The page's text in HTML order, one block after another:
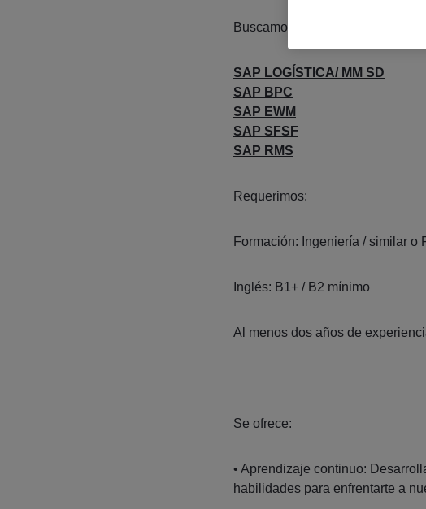
Buscamos:
SAP LOGÍSTICA/ MM SD
SAP BPC
SAP EWM
SAP SFSF
SAP RMS
Requerimos:
Formación: Ingeniería / similar o
Inglés: B1+ / B2 mínimo
Al menos dos años de
Se ofrece:
• Aprendizaje continuo:
habilidades para enfrentarte a